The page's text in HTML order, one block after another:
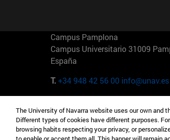
Campus Pamplona
Campus Universitario 31009
España
T.+34 948 42 56 00 info@unav.es
Camino del Cerro Águila 3 28023
Madrid España
The University of Navarra website uses our own and
Different types of cookies have different purposes.
browsing habits respecting your privacy, or